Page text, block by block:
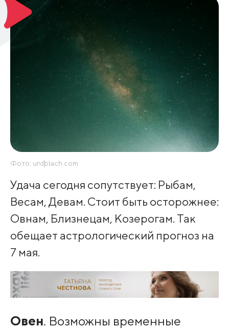
Фото: unsplach.com
Удача сегодня сопутствует: Рыбам,
Весам, Девам. Стоит быть осторожнее:
Овнам, Близнецам, Козерогам. Так
обещает астрологический прогноз на
7 мая.
Овен. Возможны временные